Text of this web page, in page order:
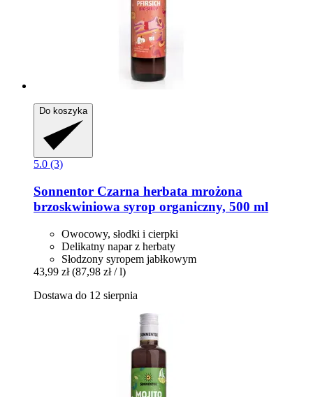
Do koszyka
5.0 (3)
Sonnentor Czarna herbata mrożona
brzoskwiniowa syrop organiczny, 500 ml
Owocowy, słodki i cierpki
Delikatny napar z herbaty
Słodzony syropem jabłkowym
43,99 zł (87,98 zł / l)
Dostawa do 12 sierpnia